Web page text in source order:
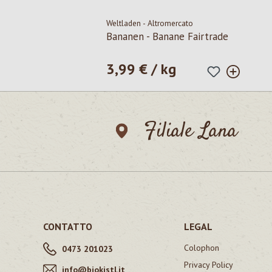
Weltladen - Altromercato
Bananen - Banane Fairtrade
Prezzo normale:
3,99 € / kg
Filiale Lana
CONTATTO
0473 201023
info@biokistl.it
LEGAL
Colophon
Privacy Policy